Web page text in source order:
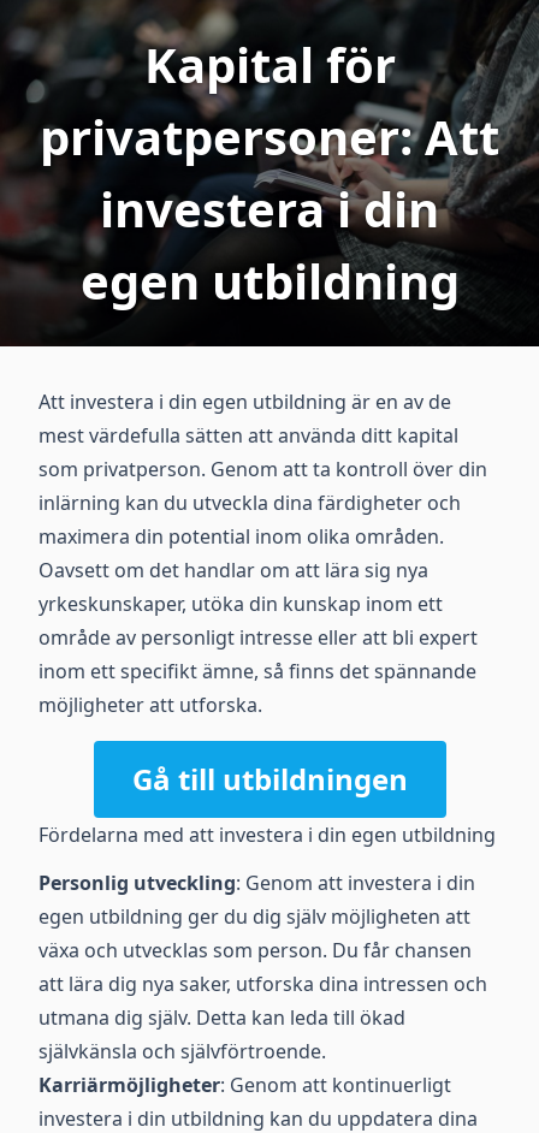
Kapital för
privatpersoner: Att
investera i din
egen utbildning
Att investera i din egen utbildning är en av de
mest värdefulla sätten att använda ditt kapital
som privatperson. Genom att ta kontroll över din
inlärning kan du utveckla dina färdigheter och
maximera din potential inom olika områden.
Oavsett om det handlar om att lära sig nya
yrkeskunskaper, utöka din kunskap inom ett
område av personligt intresse eller att bli expert
inom ett specifikt ämne, så finns det spännande
möjligheter att utforska.
Gå till utbildningen
Fördelarna med att investera i din egen utbildning
Personlig utveckling: Genom att investera i din
egen utbildning ger du dig själv möjligheten att
växa och utvecklas som person. Du får chansen
att lära dig nya saker, utforska dina intressen och
utmana dig själv. Detta kan leda till ökad
självkänsla och självförtroende.
Karriärmöjligheter: Genom att kontinuerligt
investera i din utbildning kan du uppdatera dina